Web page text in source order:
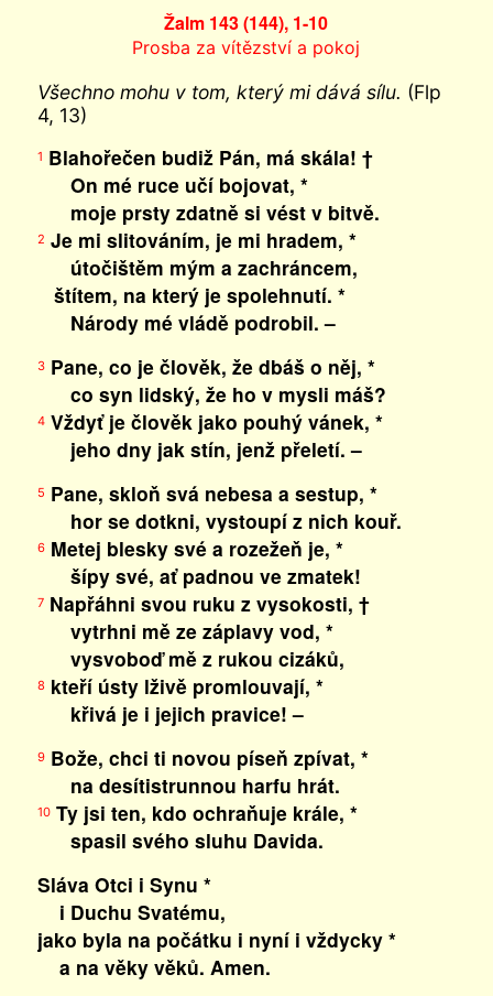
Žalm 143 (144), 1-10
Prosba za vítězství a pokoj
Všechno mohu v tom, který mi dává sílu. (Flp
4, 13)
1 Blahořečen budiž Pán, má skála! †
On mé ruce učí bojovat, *
moje prsty zdatně si vést v bitvě.
2 Je mi slitováním, je mi hradem, *
útočištěm mým a zachráncem,
štítem, na který je spolehnutí. *
Národy mé vládě podrobil. –
3Pane, co je člověk, že dbáš o něj, *
co syn lidský, že ho v mysli máš?
4Vždyť je člověk jako pouhý vánek, *
jeho dny jak stín, jenž přeletí. –
5 Pane, skloň svá nebesa a sestup, *
hor se dotkni, vystoupí z nich kouř.
6Metej blesky své a rozežeň je, *
šípy své, ať padnou ve zmatek!
7Napřáhni svou ruku z vysokosti, †
vytrhni mě ze záplavy vod, *
vysvoboď mě z rukou cizáků,
8 kteří ústy lživě promlouvají, *
křivá je i jejich pravice! –
9Bože, chci ti novou píseň zpívat, *
na desítistrunnou harfu hrát.
10Ty jsi ten, kdo ochraňuje krále, *
spasil svého sluhu Davida.
Sláva Otci i Synu *
i Duchu Svatému,
jako byla na počátku i nyní i vždycky *
a na věky věků. Amen.